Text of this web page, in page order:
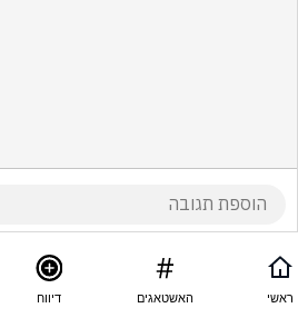
ראשי האשטאגים דיווח